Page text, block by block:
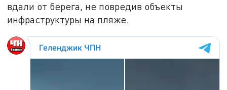
вдали от берега, не повредив объекты
инфраструктуры на пляже.